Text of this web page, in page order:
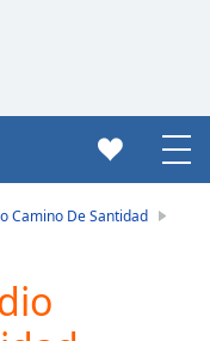
Camino De Santidad